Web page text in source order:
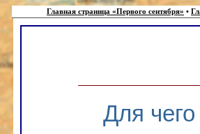
Главная страница «Первого сентября» •
Для